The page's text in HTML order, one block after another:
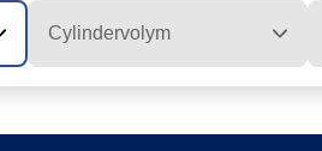
Cylindervolym